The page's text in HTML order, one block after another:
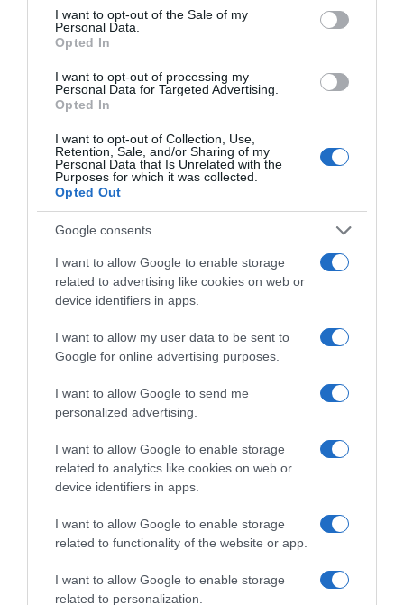
consent section.
I want to opt-out of the Sale of my
Personal Data.
Opted In
I want to opt-out of processing my
Personal Data for Targeted Advertising.
Opted In
I want to opt-out of Collection, Use,
Retention, Sale, and/or Sharing of my
Personal Data that Is Unrelated with the
Purposes for which it was collected.
Opted Out
Google consents
I want to allow Google to enable storage
related to advertising like cookies on web or
device identifiers in apps.
I want to allow my user data to be sent to
Google for online advertising purposes.
I want to allow Google to send me
personalized advertising.
I want to allow Google to enable storage
related to analytics like cookies on web or
device identifiers in apps.
I want to allow Google to enable storage
related to functionality of the website or app.
I want to allow Google to enable storage
related to personalization.
ΟΙΚΟΝΟΜΙΑ